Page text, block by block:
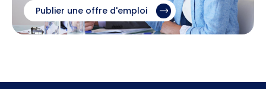
Publier une offre d'emploi